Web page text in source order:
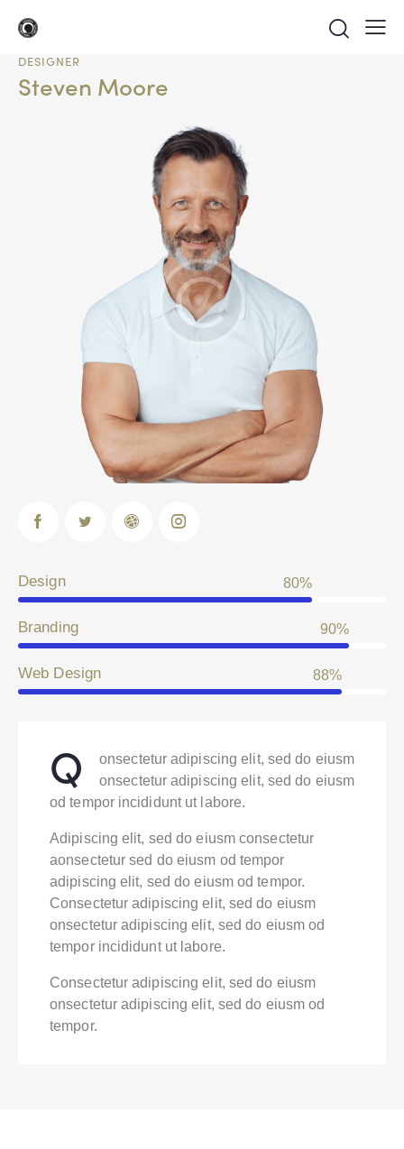
DESIGNER
Steven Moore
Design 80%
Branding 90%
Web Design 88%
Q
onsectetur adipiscing elit, sed do eiusm
onsectetur adipiscing elit, sed do eiusm
od tempor incididunt ut labore.
Adipiscing elit, sed do eiusm consectetur
aonsectetur sed do eiusm od tempor
adipiscing elit, sed do eiusm od tempor.
Consectetur adipiscing elit, sed do eiusm
onsectetur adipiscing elit, sed do eiusm od
tempor incididunt ut labore.
Consectetur adipiscing elit, sed do eiusm
onsectetur adipiscing elit, sed do eiusm od
tempor.